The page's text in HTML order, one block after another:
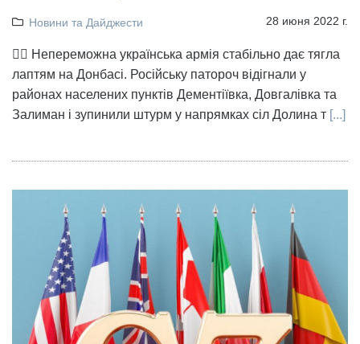
Новини та Дайджести 28 июня 2022 г.
👉🏻 Непереможна українська армія стабільно дає тягла
лаптям на Донбасі. Російську патороч відігнали у
районах населених пунктів Дементіївка, Довгалівка та
Залиман і зупинили штурм у напрямках сіл Долина т [...]